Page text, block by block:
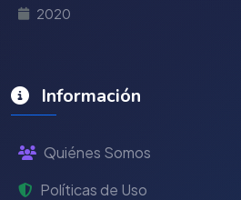
2020
Información
Quiénes Somos
Políticas de Uso